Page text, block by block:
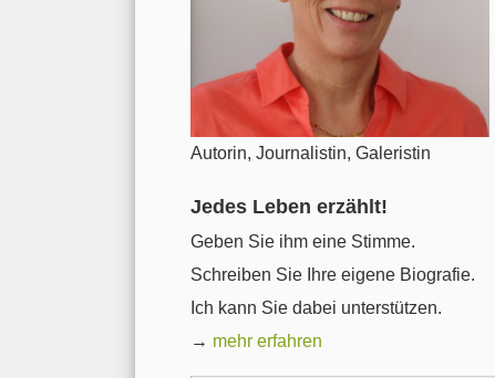
Autorin, Journalistin, Galeristin
Jedes Leben erzählt!
Geben Sie ihm eine Stimme.
Schreiben Sie Ihre eigene Biografie.
Ich kann Sie dabei unterstützen.
→ mehr erfahren